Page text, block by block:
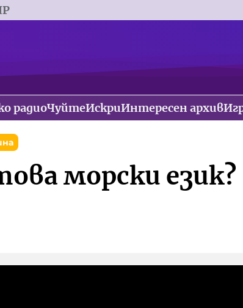
радиоЧуйтеИскриИнтересен архив
морски език?